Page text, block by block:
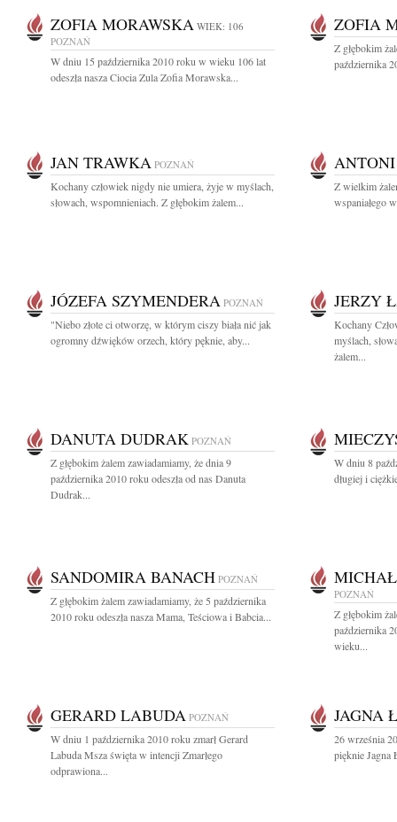
ZOFIA MORAWSKA WIEK: 106
POZNAŃ
W dniu 15 października 2010 roku w wieku 106 lat
odeszła nasza Ciocia Zula Zofia Morawska...
ZOFIA
Z głębokim
października
JAN TRAWKA POZNAŃ
Kochany człowiek nigdy nie umiera, żyje w myślach,
słowach, wspomnieniach. Z głębokim żalem...
Z wielkim
wspaniałego
JÓZEFA SZYMENDERA POZNAŃ
"Niebo złote ci otworzę, w którym ciszy biała nić jak
ogromny dźwięków orzech, który pęknie, aby...
JERZY
Kochany
myślach,
żalem...
DANUTA DUDRAK POZNAŃ
Z głębokim żalem zawiadamiamy, że dnia 9
października 2010 roku odeszła od nas Danuta
Dudrak...
W dniu 8
długiej i
SANDOMIRA BANACH POZNAŃ
Z głębokim żalem zawiadamiamy, że 5 października
2010 roku odeszła nasza Mama, Teściowa i Babcia...
POZNAŃ
Z głębokim
października
wieku...
GERARD LABUDA POZNAŃ
W dniu 1 października 2010 roku zmarł Gerard
Labuda Msza święta w intencji Zmarłego
odprawiona...
JAGNA
26 września
pięknie Jagna